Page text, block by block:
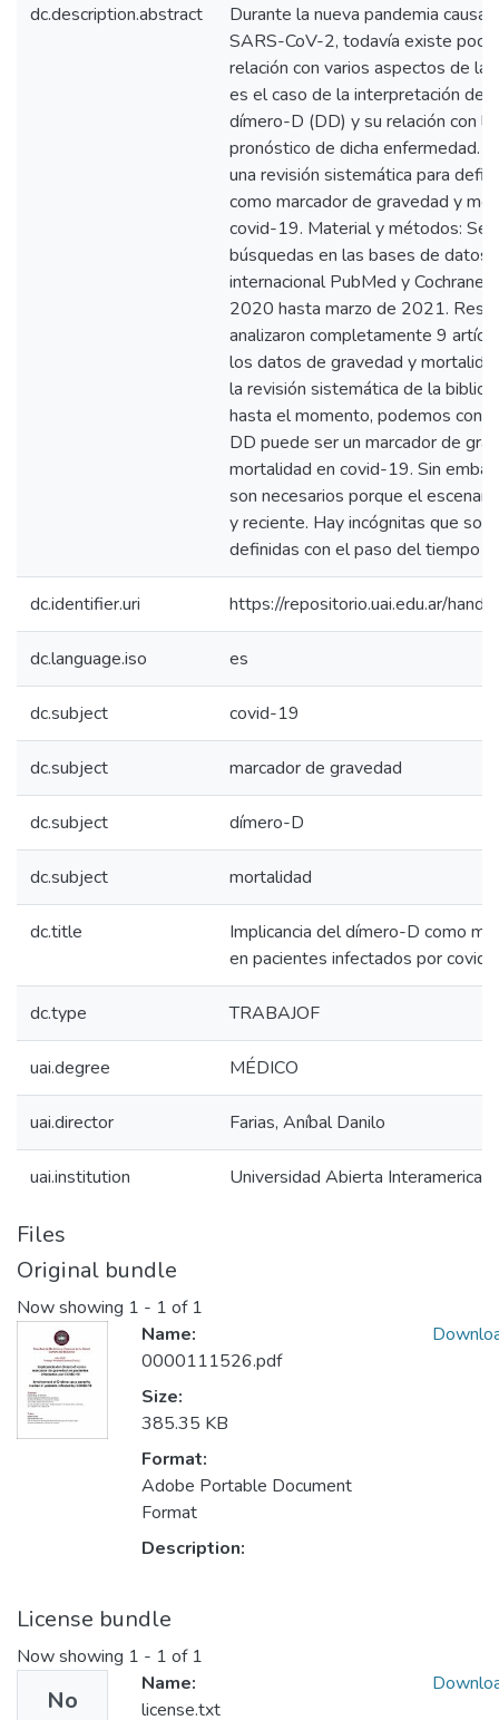
dc.description.abstract
Durante la nueva pandemia
SARS-CoV-2, todavía existe poca
relación con varios aspectos de la
es el caso de la interpretación de
dímero-D (DD) y su relación con
pronóstico de dicha enfermedad.
una revisión sistemática para
como marcador de gravedad y
covid-19. Material y métodos: Se
búsquedas en las bases de datos
internacional PubMed y Cochrane
2020 hasta marzo de 2021.
analizaron completamente 9
los datos de gravedad y
la revisión sistemática de la
hasta el momento, podemos
DD puede ser un marcador de
mortalidad en covid-19. Sin
son necesarios porque el
y reciente. Hay incógnitas que
definidas con el paso del tiempo
dc.identifier.uri https://repositorio.uai.edu.ar/
dc.language.iso es
dc.subject covid-19
dc.subject marcador de gravedad
dc.subject dímero-D
dc.subject mortalidad
dc.title
Implicancia del dímero-D como
en pacientes infectados por
dc.type TRABAJOF
uai.degree MÉDICO
uai.director Farias, Aníbal Danilo
uai.institution Universidad Abierta Interamericana
Files
Original bundle
Now showing 1 - 1 of 1
Name:
0000111526.pdf
Size:
385.35 KB
Format:
Adobe Portable Document
Format
Description:
License bundle
Now showing 1 - 1 of 1
No
Name:
license.txt